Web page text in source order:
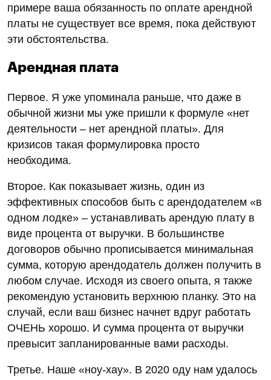
примере ваша обязанность по оплате арендной
платы не существует все время, пока действуют
эти обстоятельства.
Арендная плата
Первое. Я уже упоминала раньше, что даже в
обычной жизни мы уже пришли к формуле «нет
деятельности – нет арендной платы». Для
кризисов такая формулировка просто
необходима.
Второе. Как показывает жизнь, один из
эффективных способов быть с арендодателем «в
одном лодке» – устанавливать арендую плату в
виде процента от выручки. В большинстве
договоров обычно прописывается минимальная
сумма, которую арендодатель должен получить в
любом случае. Исходя из своего опыта, я также
рекомендую установить верхнюю планку. Это на
случай, если ваш бизнес начнет вдруг работать
ОЧЕНЬ хорошо. И сумма процента от выручки
превысит запланированные вами расходы.
Третье. Наше «ноу-хау». В 2020 оду нам удалось